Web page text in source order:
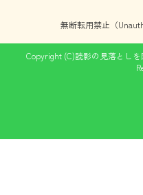
無断転用禁止（
Copyright (C)読影の見落とし